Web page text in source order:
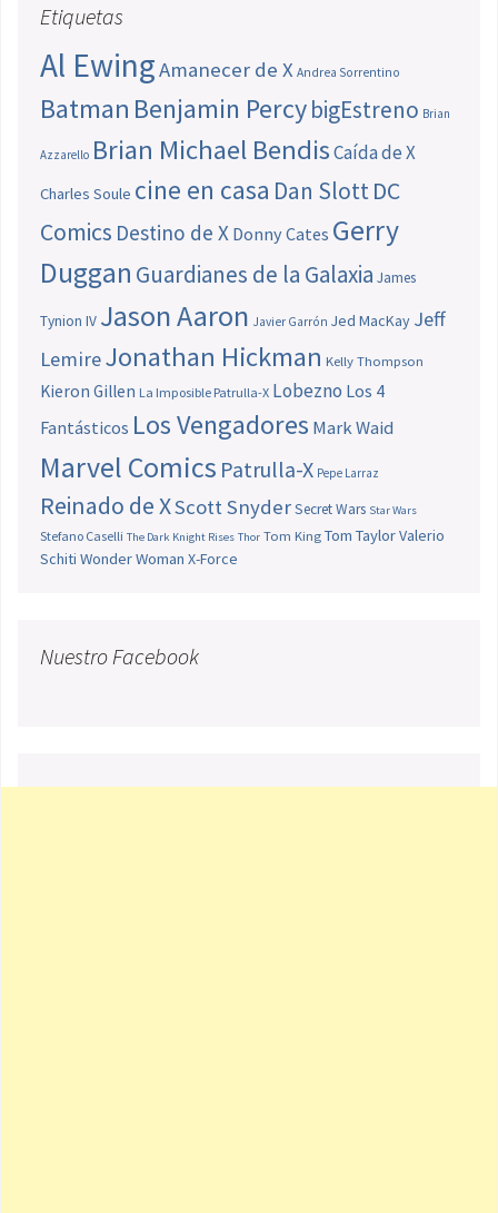
Etiquetas
Al EwingAmanecer de X Andrea Sorrentino
Batman Benjamin PercybigEstreno Brian
Azzarello Brian Michael BendisCaída de X
Charles Soule cine en casa Dan SlottDC
Comics Destino de X Donny Cates Gerry
Duggan Guardianes de la Galaxia James
Tynion IV Jason Aaron Javier Garrón Jed MacKay Jeff
LemireJonathan Hickman Kelly Thompson
Kieron Gillen La Imposible Patrulla-X Lobezno Los 4
Fantásticos Los Vengadores Mark Waid
Marvel Comics Patrulla-X Pepe Larraz
Reinado de XScott SnyderSecret Wars Star Wars
Stefano Caselli The Dark Knight Rises Thor Tom King Tom TaylorValerio
Schiti Wonder Woman X-Force
Nuestro Facebook